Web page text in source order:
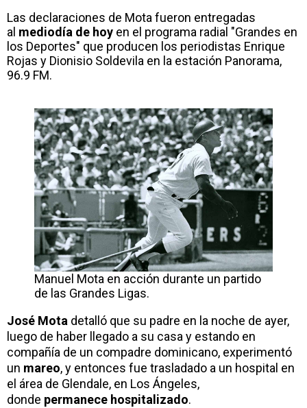
Las declaraciones de Mota fueron entregadas
al mediodía de hoy en el programa radial "Grandes en
los Deportes" que producen los periodistas Enrique
Rojas y Dionisio Soldevila en la estación Panorama,
96.9 FM.
Manuel Mota en acción durante un partido
de las Grandes Ligas.
José Mota detalló que su padre en la noche de ayer,
luego de haber llegado a su casa y estando en
compañía de un compadre dominicano, experimentó
un mareo, y entonces fue trasladado a un hospital en
el área de Glendale, en Los Ángeles,
donde permanece hospitalizado.